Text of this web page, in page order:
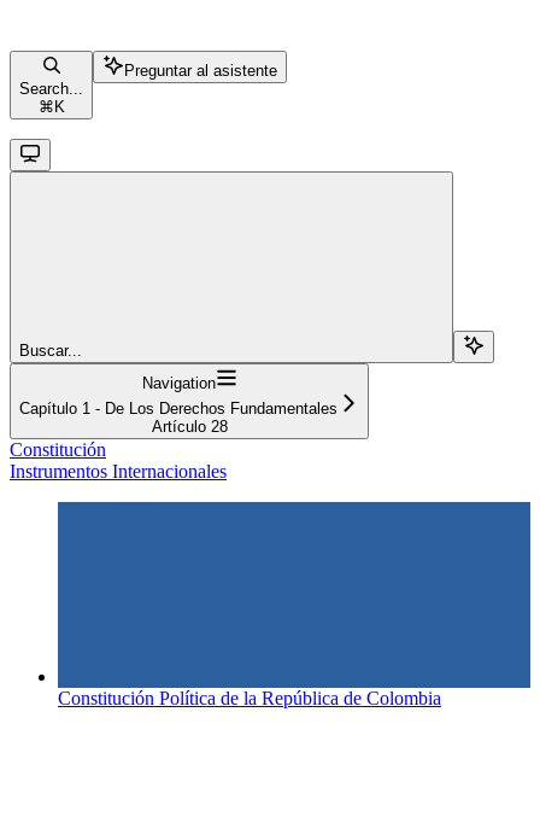
Search...
⌘ K
Preguntar al asistente
Buscar...
Navigation
Capítulo 1 - De Los Derechos Fundamentales
Artículo 28
Constitución
Instrumentos Internacionales
Constitución Política de la República de Colombia